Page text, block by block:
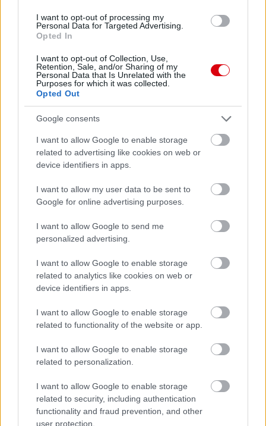
I want to opt-out of processing my
Personal Data for Targeted Advertising.
Opted In
I want to opt-out of Collection, Use,
Retention, Sale, and/or Sharing of my
Personal Data that Is Unrelated with the
Purposes for which it was collected.
Opted Out
Google consents
I want to allow Google to enable storage
related to advertising like cookies on web or
device identifiers in apps.
I want to allow my user data to be sent to
Google for online advertising purposes.
I want to allow Google to send me
personalized advertising.
I want to allow Google to enable storage
related to analytics like cookies on web or
device identifiers in apps.
I want to allow Google to enable storage
related to functionality of the website or app.
I want to allow Google to enable storage
related to personalization.
I want to allow Google to enable storage
related to security, including authentication
functionality and fraud prevention, and other
user protection.
Leeds Unitedvs Manchester United2026-08-12 20:30
ELŐZŐ MÉRKŐZÉSEK
Támogatás
Támogasd adományoddal
a ManUtdFanatics.hu működését!
Kapcsolódó hírek
PREMIER LEAGUE
HIVATALOS: A UNITED
2026/27-ES SZEZONBELI